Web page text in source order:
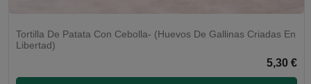
Tortilla De Patata Con Cebolla- (Huevos De Gallinas Criadas En
Libertad)
5,30 €